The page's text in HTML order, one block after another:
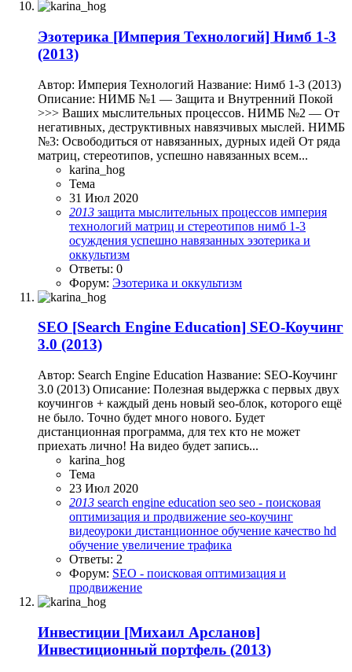
Эзотерика [Империя Технологий] Нимб 1-3
(2013)
Автор: Империя Технологий Название: Нимб 1-3 (2013)
Описание: НИМБ №1 — Защита и Внутренний Покой
>>> Ваших мыслительных процессов. НИМБ №2 — От
негативных, деструктивных навязчивых мыслей. НИМБ
№3: Освободиться от навязанных, дурных идей От ряда
матриц, стереотипов, успешно навязанных всем...
karina_hog
Тема
31 Июл 2020
2013 защита мыслительных процессов империя
технологий матриц и стереотипов нимб 1-3
осуждения успешно навязанных эзотерика и
оккультизм
Ответы: 0
Форум: Эзотерика и оккультизм
SEO [Search Engine Education] SEO-Коучинг
3.0 (2013)
Автор: Search Engine Education Название: SEO-Коучинг
3.0 (2013) Описание: Полезная выдержка с первых двух
коучингов + каждый день новый seo-блок, которого ещё
не было. Точно будет много нового. Будет
дистанционная программа, для тех кто не может
приехать лично! На видео будет запись...
karina_hog
Тема
23 Июл 2020
2013 search engine education seo seo - поисковая
оптимизация и продвижение seo-коучинг
видеоуроки дистанционное обучение качество hd
обучение увеличение трафика
Ответы: 2
Форум: SEO - поисковая оптимизация и
продвижение
Инвестиции [Михаил Арсланов]
Инвестиционный портфель (2013)